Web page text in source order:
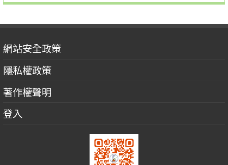
網站安全政策
隱私權政策
著作權聲明
登入